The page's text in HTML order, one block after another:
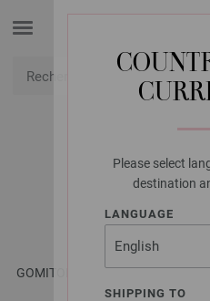
Please select
destination
LANGUAGE
SHIPPING TO
LANA
TOP
GOMITOLO No. 17 - Magazine